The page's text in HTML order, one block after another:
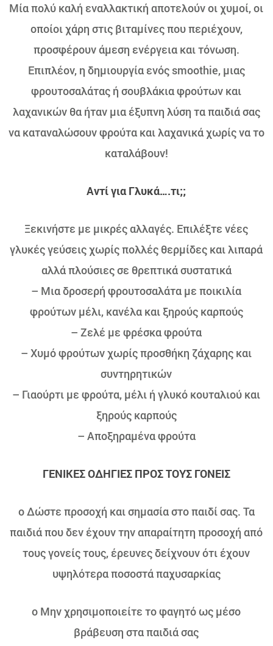
Μία πολύ καλή εναλλακτική αποτελούν οι χυμοί, οι
οποίοι χάρη στις βιταμίνες που περιέχουν,
προσφέρουν άμεση ενέργεια και τόνωση.
Επιπλέον, η δημιουργία ενός smoothie, μιας
φρουτοσαλάτας ή σουβλάκια φρούτων και
λαχανικών θα ήταν μια έξυπνη λύση τα παιδιά σας
να καταναλώσουν φρούτα και λαχανικά χωρίς να το
καταλάβουν!
Αντί για Γλυκά….τι;;
Ξεκινήστε με μικρές αλλαγές. Επιλέξτε νέες
γλυκές γεύσεις χωρίς πολλές θερμίδες και λιπαρά
αλλά πλούσιες σε θρεπτικά συστατικά
– Μια δροσερή φρουτοσαλάτα με ποικιλία
φρούτων μέλι, κανέλα και ξηρούς καρπούς
– Ζελέ με φρέσκα φρούτα
– Χυμό φρούτων χωρίς προσθήκη ζάχαρης και
συντηρητικών
– Γιαούρτι με φρούτα, μέλι ή γλυκό κουταλιού και
ξηρούς καρπούς
– Αποξηραμένα φρούτα
ΓΕΝΙΚΕΣ ΟΔΗΓΙΕΣ ΠΡΟΣ ΤΟΥΣ ΓΟΝΕΙΣ
o Δώστε προσοχή και σημασία στο παιδί σας. Τα
παιδιά που δεν έχουν την απαραίτητη προσοχή από
τους γονείς τους, έρευνες δείχνουν ότι έχουν
υψηλότερα ποσοστά παχυσαρκίας
o Μην χρησιμοποιείτε το φαγητό ως μέσο
βράβευση στα παιδιά σας